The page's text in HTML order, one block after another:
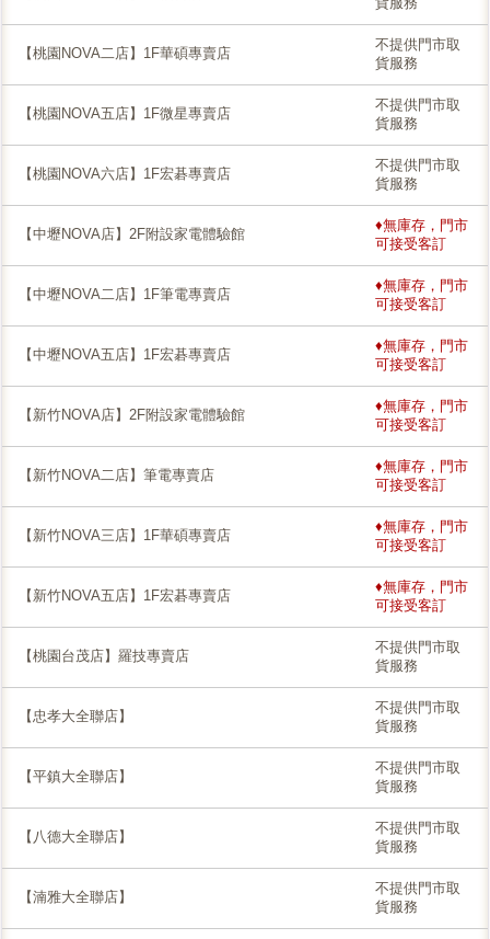
【桃園NOVA二店】1F華碩專賣店
不提供門市取
貨服務
【桃園NOVA五店】1F微星專賣店
不提供門市取
貨服務
【桃園NOVA六店】1F宏碁專賣店
不提供門市取
貨服務
【中壢NOVA店】2F附設家電體驗館
♦無庫存，門市
可接受客訂
【中壢NOVA二店】1F筆電專賣店
♦無庫存，門市
可接受客訂
【中壢NOVA五店】1F宏碁專賣店
♦無庫存，門市
可接受客訂
【新竹NOVA店】2F附設家電體驗館
♦無庫存，門市
可接受客訂
【新竹NOVA二店】筆電專賣店
♦無庫存，門市
可接受客訂
【新竹NOVA三店】1F華碩專賣店
♦無庫存，門市
可接受客訂
【新竹NOVA五店】1F宏碁專賣店
♦無庫存，門市
可接受客訂
【桃園台茂店】羅技專賣店
不提供門市取
貨服務
【忠孝大全聯店】
不提供門市取
貨服務
【平鎮大全聯店】
不提供門市取
貨服務
【八德大全聯店】
不提供門市取
貨服務
【湳雅大全聯店】
不提供門市取
貨服務